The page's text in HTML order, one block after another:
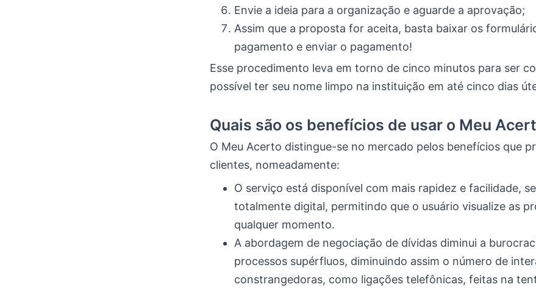
Envie a ideia para a organização e aguarde a aprovação;
Assim que a proposta for aceita, basta baixar os
pagamento e enviar o pagamento!
Esse procedimento leva em torno de cinco minutos para ser
possível ter seu nome limpo na instituição em até cinco dias
Quais são os benefícios de usar o Meu
O Meu Acerto distingue-se no mercado pelos benefícios que
clientes, nomeadamente:
O serviço está disponível com mais rapidez e facilidade,
totalmente digital, permitindo que o usuário visualize as
qualquer momento.
A abordagem de negociação de dívidas diminui a
processos supérfluos, diminuindo assim o número de
constrangedoras, como ligações telefônicas, feitas na